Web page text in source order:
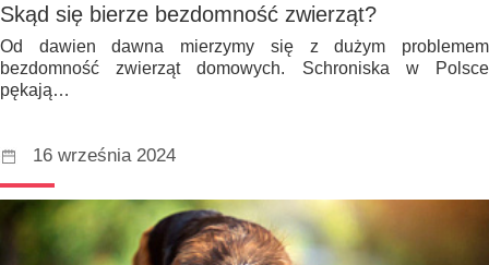
Skąd się bierze bezdomność zwierząt?
Od dawien dawna mierzymy się z dużym problemem
bezdomność zwierząt domowych. Schroniska w Polsce
pękają…
16 września 2024